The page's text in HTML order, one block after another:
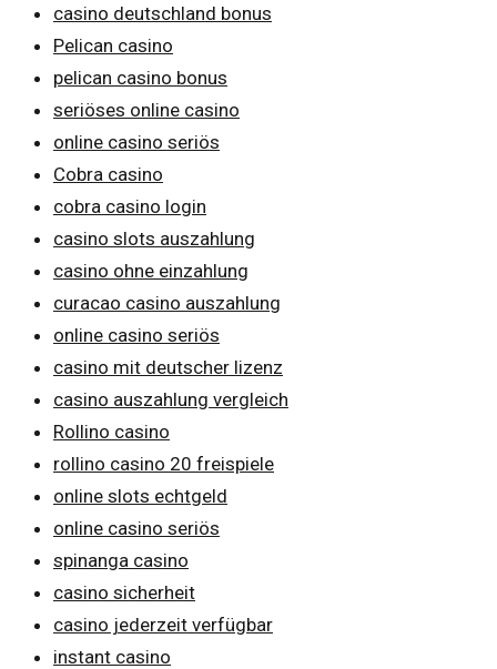
casino deutschland bonus
Pelican casino
pelican casino bonus
seriöses online casino
online casino seriös
Cobra casino
cobra casino login
casino slots auszahlung
casino ohne einzahlung
curacao casino auszahlung
online casino seriös
casino mit deutscher lizenz
casino auszahlung vergleich
Rollino casino
rollino casino 20 freispiele
online slots echtgeld
online casino seriös
spinanga casino
casino sicherheit
casino jederzeit verfügbar
instant casino